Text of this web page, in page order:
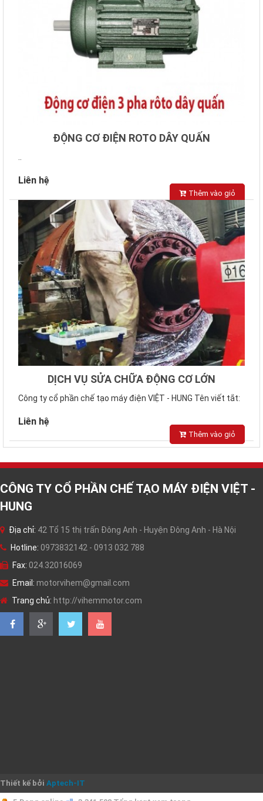
ĐỘNG CƠ ĐIỆN ROTO DÂY QUẤN
..
Liên hệ
Thêm vào giỏ
DỊCH VỤ SỬA CHỮA ĐỘNG CƠ LỚN
Công ty cổ phần chế tạo máy điện VIỆT - HUNG Tên viết tắt:
Liên hệ
Thêm vào giỏ
CÔNG TY CỔ PHẦN CHẾ TẠO MÁY ĐIỆN VIỆT -
HUNG
Địa chỉ: 42 Tổ 15 thị trấn Đông Anh - Huyện Đông Anh - Hà Nội
Hotline: 0973832142 - 0913 032 788
Fax: 024.32016069
Email: motorvihem@gmail.com
Trang chủ: http://vihemmotor.com
Thiết kế bởi Aptech-IT